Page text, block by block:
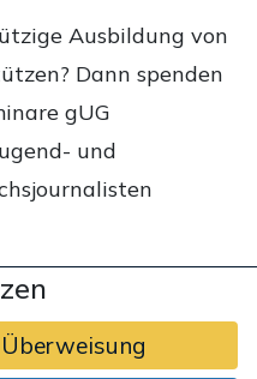
Ausbildung von
Dann spenden
gUG
und